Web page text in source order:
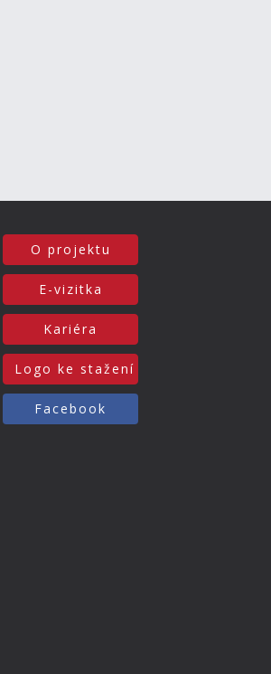
O projektu
E-vizitka
Kariéra
Logo ke stažení
Facebook